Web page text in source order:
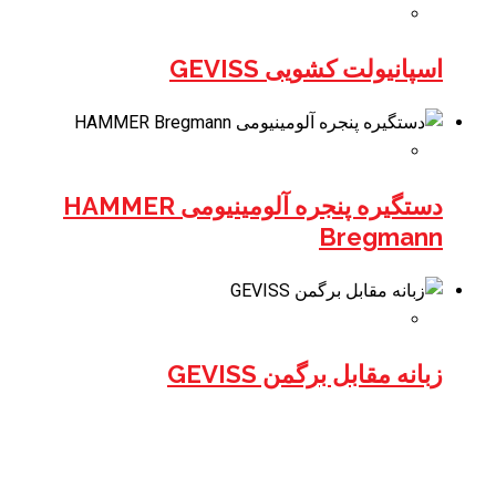
اسپانیولت کشویی GEVISS
دستگیره پنجره آلومینیومی HAMMER
Bregmann
زبانه مقابل برگمن GEVISS